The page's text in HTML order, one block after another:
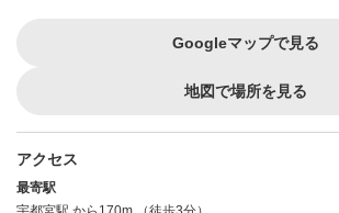
Googleマップで見る
地図で場所を見る
アクセス
最寄駅